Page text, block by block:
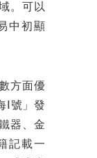
。可以
中初顯
方面優
Ⅰ號」發
器、金
記載一